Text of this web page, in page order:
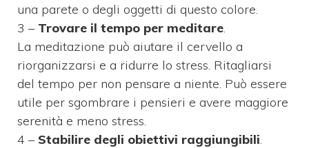
una parete o degli oggetti di questo colore.
3 – Trovare il tempo per meditare.
La meditazione può aiutare il cervello a
riorganizzarsi e a ridurre lo stress. Ritagliarsi
del tempo per non pensare a niente. Può essere
utile per sgombrare i pensieri e avere maggiore
serenità e meno stress.
4 – Stabilire degli obiettivi raggiungibili.